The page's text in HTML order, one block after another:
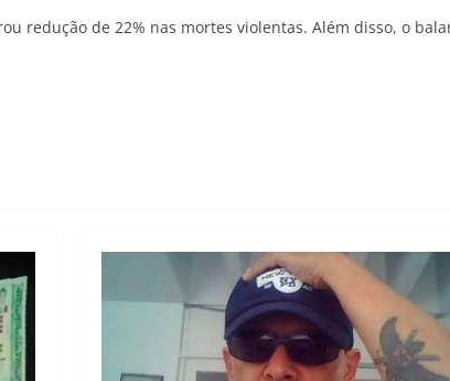
redução de 22% nas mortes violentas. Além disso, o